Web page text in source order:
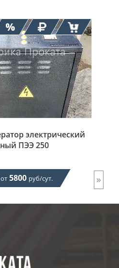
электрический
ПЭЭ 250
от 5800 руб/сут. »